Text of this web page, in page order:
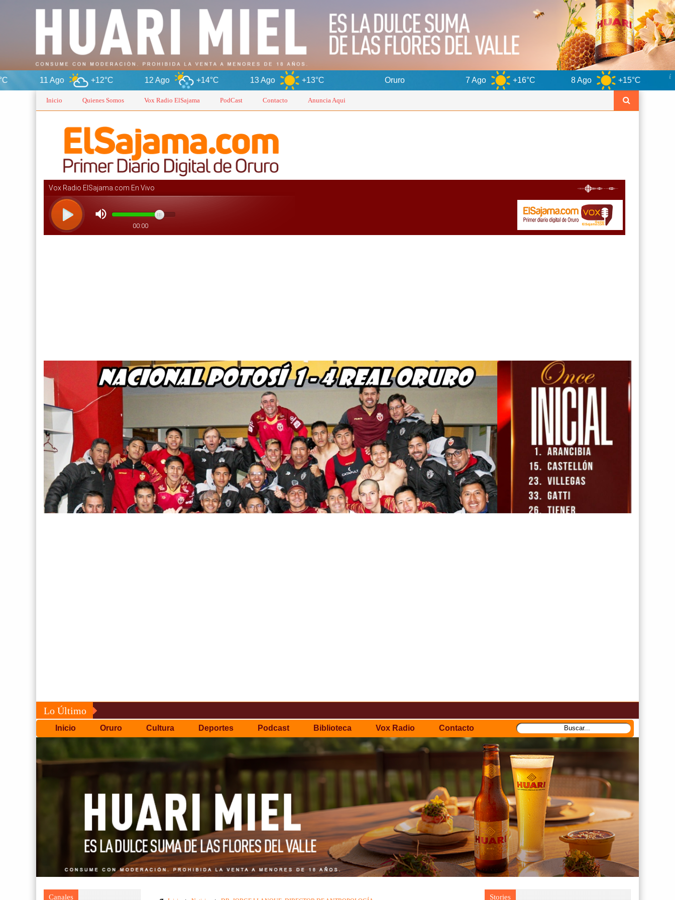
Ago +12°C 12 Ago +14°C 13 Ago +13°C +16°C 8 Ago +15°C 9 Ago
Inicio Quienes Somos Vox Radio ElSajama PodCast Contacto Anuncia Aqui
Lo Último
Inicio Oruro Cultura Deportes Podcast Biblioteca Vox Radio Contacto
Canales Stories